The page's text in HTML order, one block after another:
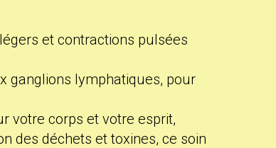
et contractions pulsées
ganglions lymphatiques, pour
votre corps et votre esprit,
des déchets et toxines, ce soin